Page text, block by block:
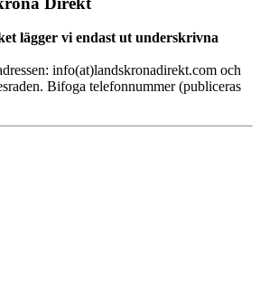
lägger vi endast ut underskrivna
info(at)landskronadirekt.com och
Bifoga telefonnummer (publiceras